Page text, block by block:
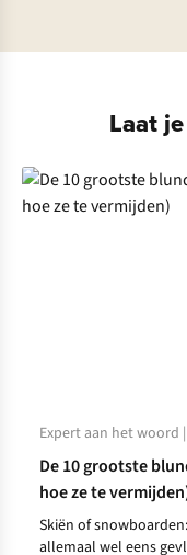
Laat
Expert aan het woord
De 10 grootste
hoe ze te
Skiën of
allemaal wel eens